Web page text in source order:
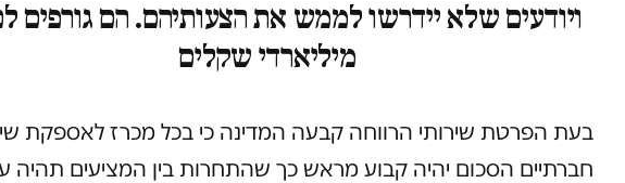
ויודעים שלא יידרשו לממש את הצעותיהם. הם גורפים
מיליארדי שקלים
בעת הפרטת שירותי הרווחה קבעה המדינה כי בכל מכרז לאספקת
חברתיים הסכום יהיה קבוע מראש כך שהתחרות בין המציעים תהיה